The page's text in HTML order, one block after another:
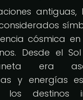
cósmica
Desde el
era
y energías
los destinos